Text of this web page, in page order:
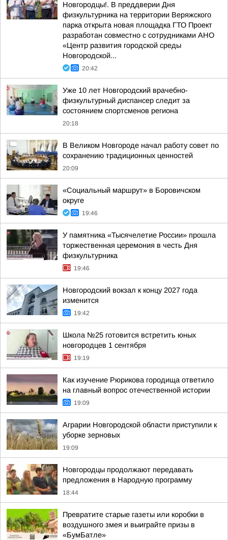
Новгородцы!. В преддверии Дня
физкультурника на территории Веряжского
парка открыта новая площадка ГТО Проект
разработан совместно с сотрудниками АНО
«Центр развития городской среды
Новгородской...
20:42
Уже 10 лет Новгородский врачебно-
физкультурный диспансер следит за
состоянием спортсменов региона
20:18
В Великом Новгороде начал работу совет по
сохранению традиционных ценностей
20:09
«Социальный маршрут» в Боровичском
округе
19:46
У памятника «Тысячелетие России» прошла
торжественная церемония в честь Дня
физкультурника
19:46
Новгородский вокзал к концу 2027 года
изменится
19:42
Школа №25 готовится встретить юных
новгородцев 1 сентября
19:19
Как изучение Рюрикова городища ответило
на главный вопрос отечественной истории
19:09
Аграрии Новгородской области приступили к
уборке зерновых
19:09
Новгородцы продолжают передавать
предложения в Народную программу
18:44
Превратите старые газеты или коробки в
воздушного змея и выиграйте призы в
«БумБатле»